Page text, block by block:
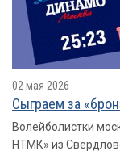
02 мая 2026
Сыграем за
Волейболистки
НТМК» из